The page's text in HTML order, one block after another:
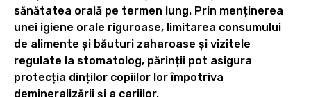
sănătatea orală pe termen lung. Prin menținerea
unei igiene orale riguroase, limitarea consumului
de alimente și băuturi zaharoase și vizitele
regulate la stomatolog, părinții pot asigura
protecția dinților copiilor lor împotriva
demineralizării și a cariilor.